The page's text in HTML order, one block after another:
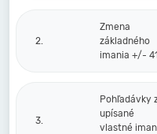
2.
Zmena
základného
imania +/-
3.
Pohľadávky
upísané
vlastné